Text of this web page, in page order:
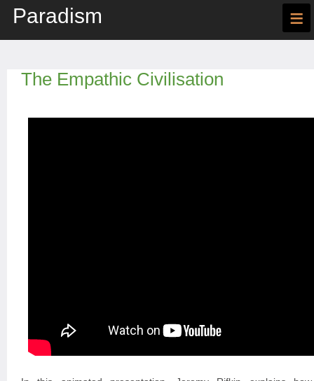
Paradism ≡
The Empathic Civilisation